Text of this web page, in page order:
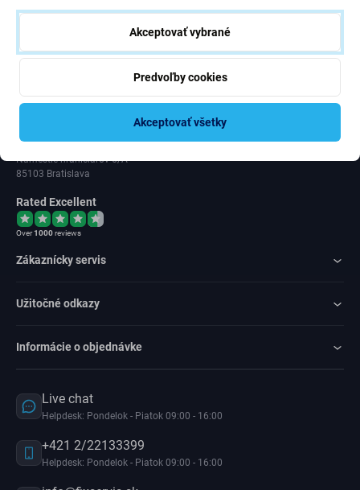
ID: 47 019 948
Námestie hraničiarov 6/A
85103 Bratislava
Rated Excellent
Over1000reviews
Zákaznícky servis
Užitočné odkazy
Informácie o objednávke
Live chat
Helpdesk: Pondelok - Piatok 09:00 - 16:00
+421 2/22133399
Helpdesk: Pondelok - Piatok 09:00 - 16:00
Akceptovať vybrané
Predvoľby cookies
Akceptovať všetky